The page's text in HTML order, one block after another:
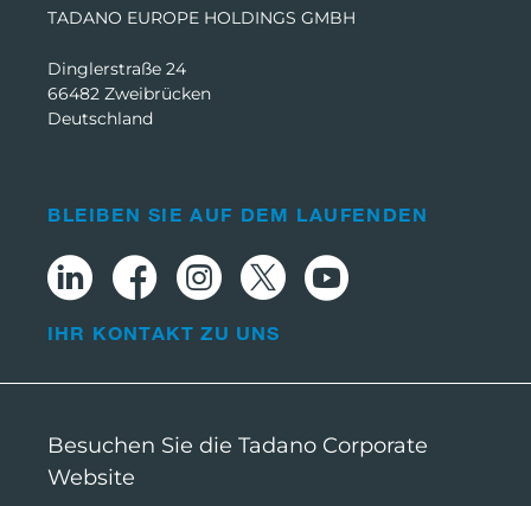
TADANO EUROPE HOLDINGS GMBH
Dinglerstraße 24
66482 Zweibrücken
Deutschland
BLEIBEN SIE AUF DEM LAUFENDEN
IHR KONTAKT ZU UNS
Besuchen Sie die Tadano Corporate
Website